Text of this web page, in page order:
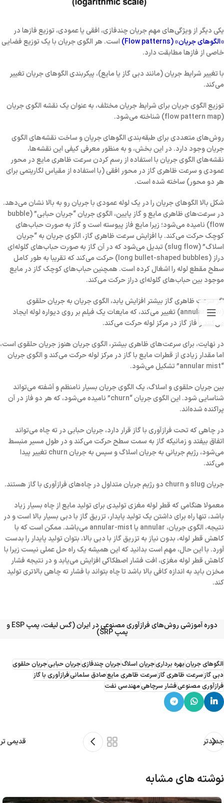
یکی دیگر از ویژگی‌های مهم جریان چندفازی، افقی یا عمودی، توزیع فازها در
«الگوهای جریان» (Flow patterns)
است. هر الگوی جریان با یک توزیع فضایی
خاصی از فازها مطابقت دارد.
با تغییر شرایط جریان (مانند دبی گاز یا مایع)، پیکربندی الگوهای جریان تغییر
می‌کند.
توزیع الگوی جریان برای شرایط جریان مختلف، به عنوان یک نقشه الگوی جریان
(flow pattern map)
شناخته می‌شود.
روش‌های متعددی برای طبقه‌بندی الگوهای جریان و ساخت نقشه‌های الگوی
جریان وجود دارد. در این بخش، و به منظور معرفی کیفی این نقشه‌ها،
نقشه‌های الگوی جریان با استفاده از رسم کردن سرعت ظاهری مایع در محور
عمودی و سرعت ظاهری گاز در محور افقی (با استفاده از مقیاس لگاریتمی برای
هر دو محور) ساخته شده است.
شکل بالا الگوهای جریان را در یک لوله عمودی با جریان رو به بالا نشان می‌دهد.
در سرعت‌های ظاهری مایع و گاز پایین، الگوی جریان
“جریان حبابی” (bubble
flow) نامیده می‌شود؛ زیرا مایع فاز پیوسته است و گاز به صورت حباب‌های
کوچک حرکت می‌کند. با افزایش سرعت ظاهری گاز، الگوی جریان به“جریان
اسلاگ” (slug flow)
تبدیل می‌شود که در آن گاز به صورت حباب‌های گلوله‌ای
دراز (long bullet-shaped bubbles) حرکت می‌کند که تقریبا به طور کامل
سطح مقطع لوله را اشغال کرده است. همچنین حباب‌های کوچک گاز در مایع
موجود بین حباب‌های گلوله‌ای دراز حرکت می‌کند.
اگر سرعت ظاهری گاز بیشتر افزایش یابد، الگوی جریان بهجریان حلقوی
تغییر می‌کند، که مایعات یک فیلم بر روی دیواره لوله ایجاد
می‌کنند و فاز گاز در مرکز لوله حرکت می‌کند.
در نهایت، برای سرعت‌های ظاهری بیشتر، الگوی جریان هنوز جریان حلقوی است،
اما مقدار زیادی از قطرات مایع با گاز در مرکز لوله حرکت می‌کند و الگوی جریان
“annular mist”
تشکیل می‌شود.
بین جریان حلقوی و اسلاگ، یک الگوی جریان بسیار نامنظم و آشفته می‌تواند
شناسایی شود. این الگوی جریان“churn”
نامیده می‌شود، که هر دو فاز در آن
پراکنده شده‌اند.
در چاهی که تحت فرازآوری با گاز قرار دارد، جریان حبابی در ته چاه می‌تواند
اتفاق بیفتد و زمانیکه گاز به سمت سطح حرکت می‌کند و در طول مسیر منبسط
می‌شود، رژیم جریانی به جریان اسلاگ و سپس به جریان churn تغییر پیدا
می‌کند.
جریان slug و churn دو رژیم جریان متداول در چاه‌های فرازآوری با گاز هستند.
معمولا هنگامی که قطر لوله مغزی تولیدی برای تولید مایع از چاه بسیار زیاد
باشد، تنها راه برای داشتن یک تولید پایدار، تزریق گاز با دبی بسیار بالا است و در
نتیجه، الگوی جریان، annular یا annular-mist می‌باشد. ممکن است که با
کاهش قطر لوله، بدون نیاز به تزریق گاز با دبی بالا، بتوان تولید پایدار را بدست
آورد. با این حال، مهم است بدانید که این همیشه یک راه حل عملی نیست زیرا با
کاهش قطر لوله مغزی، افت فشار اصطکاکی افزایش می‌یابد و در نتیجه فشار
مخزن باید به اندازه کافی بالا باشد تا چاه بتواند با فشار ته چاهی بالاتری تولید
کند.
دوره آموزشی روش‌های فرازآوری مصنوعی در ایران (گس لیفت، پمپ ESP و
پمپ SRP)
الگوهای جریانبهره برداریجریان اسلاگجریان چندفازیجریان حبابیجریان حلقوی
دبی گازسرعت ظاهری گازسرعت ظاهری مایعصادق سلمانیفرازآوری با گاز
فرازآوری مصنوعیفشار سرچاهیمهندسی نفت
جدیدتر قدیمی تر
نوشته های مشابه